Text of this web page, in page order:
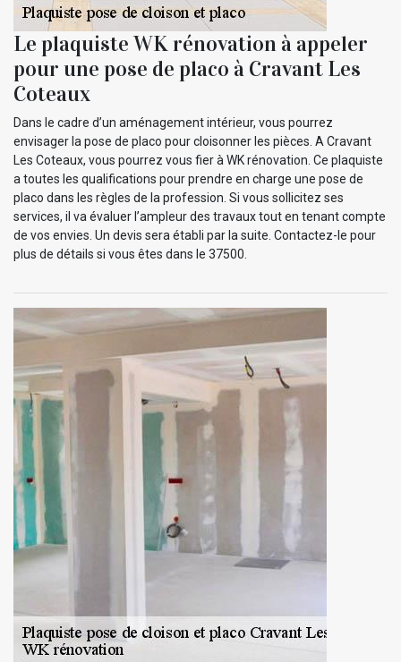
Le plaquiste WK rénovation à appeler
pour une pose de placo à Cravant Les
Coteaux
Dans le cadre d’un aménagement intérieur, vous pourrez
envisager la pose de placo pour cloisonner les pièces. A Cravant
Les Coteaux, vous pourrez vous fier à WK rénovation. Ce plaquiste
a toutes les qualifications pour prendre en charge une pose de
placo dans les règles de la profession. Si vous sollicitez ses
services, il va évaluer l’ampleur des travaux tout en tenant compte
de vos envies. Un devis sera établi par la suite. Contactez-le pour
plus de détails si vous êtes dans le 37500.